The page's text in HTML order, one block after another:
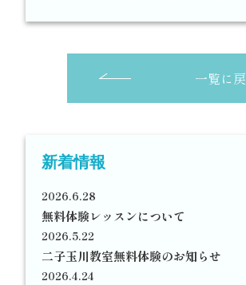
一覧に
新着情報
2026.6.28
無料体験レッスンについて
2026.5.22
二子玉川教室無料体験のお知らせ
2026.4.24